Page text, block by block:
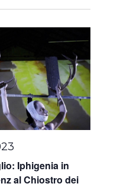
Iphigenia in
al Chiostro dei